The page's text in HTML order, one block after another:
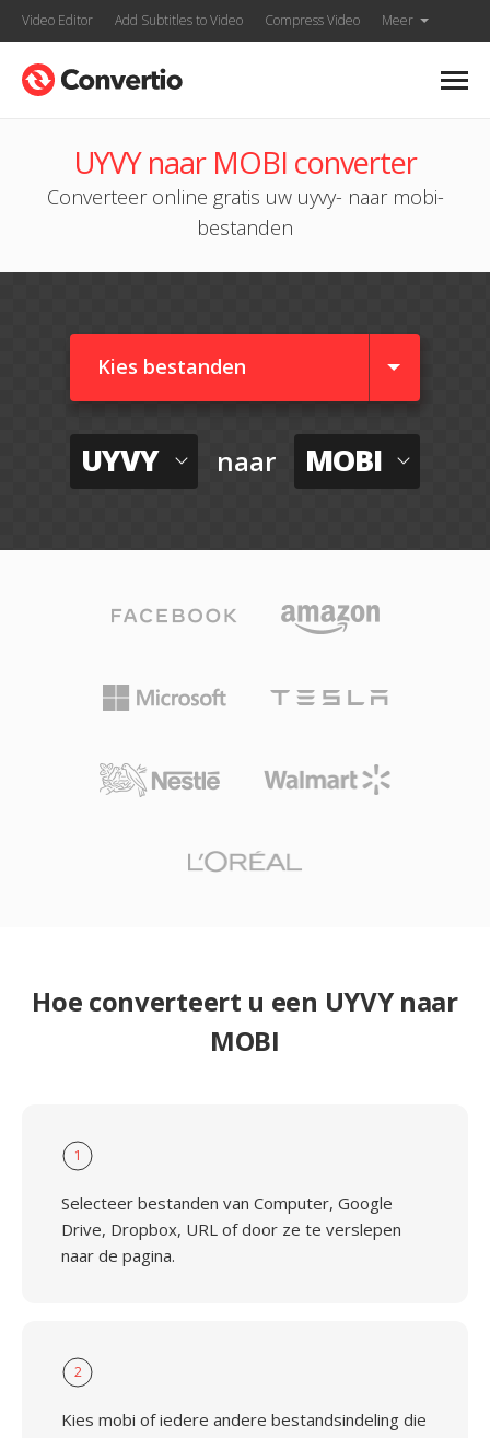
Video Editor Add Subtitles to Video Compress Video Meer
UYVY naar MOBI converter
Converteer online gratis uw uyvy- naar mobi-
bestanden
Kies bestanden
UYVY naar MOBI
Hoe converteert u een UYVY naar
MOBI
1
Selecteer bestanden van Computer, Google
Drive, Dropbox, URL of door ze te verslepen
naar de pagina.
2
Kies mobi of iedere andere bestandsindeling die